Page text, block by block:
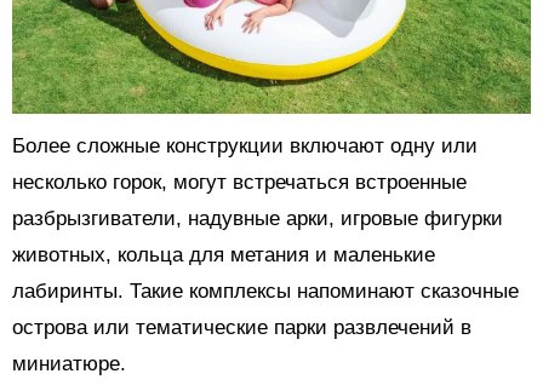
Более сложные конструкции включают одну или
несколько горок, могут встречаться встроенные
разбрызгиватели, надувные арки, игровые фигурки
животных, кольца для метания и маленькие
лабиринты. Такие комплексы напоминают сказочные
острова или тематические парки развлечений в
миниатюре.